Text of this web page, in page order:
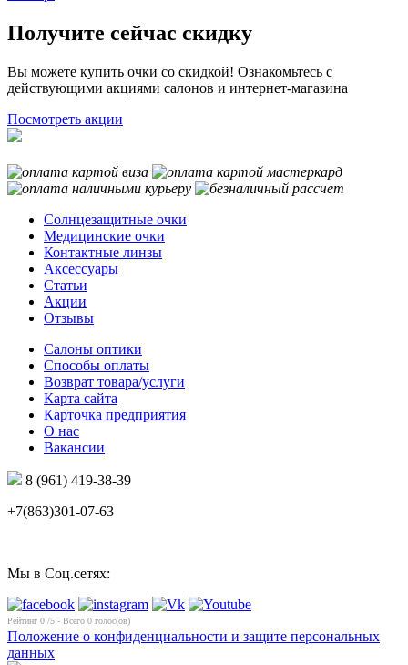
Получите сейчас скидку
Вы можете купить очки со скидкой! Ознакомьтесь с
действующими акциями салонов и интернет-магазина
Посмотреть акции
Солнцезащитные очки
Медицинские очки
Контактные линзы
Аксессуары
Статьи
Акции
Отзывы
Салоны оптики
Способы оплаты
Возврат товара/услуги
Карта сайта
Карточка предприятия
О нас
Вакансии
8 (961) 419-38-39
+7(863)301-07-63
Мы в Соц.сетях:
Рейтинг 0 /5 - Всего 0 голос(ов)
Положение о конфиденциальности и защите персональных
данных